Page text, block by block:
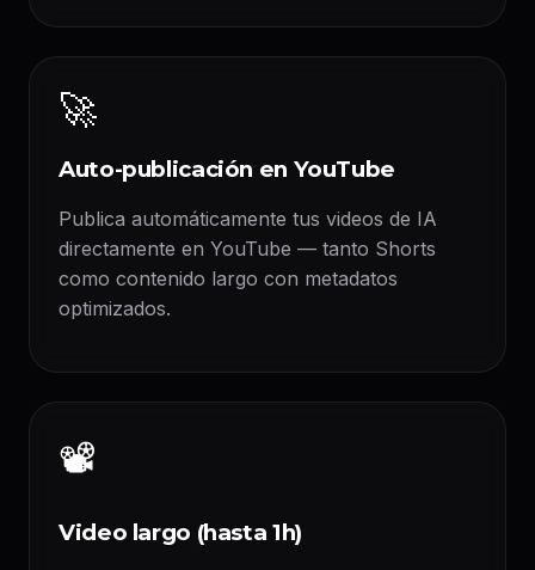
🚀
Auto-publicación en YouTube
Publica automáticamente tus videos de IA
directamente en YouTube — tanto Shorts
como contenido largo con metadatos
optimizados.
📽️
Video largo (hasta 1h)